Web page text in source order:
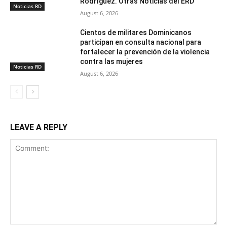
Noticias RD
August 6, 2026
Noticias RD
Cientos de militares Dominicanos
participan en consulta nacional para
fortalecer la prevención de la violencia
contra las mujeres
August 6, 2026
LEAVE A REPLY